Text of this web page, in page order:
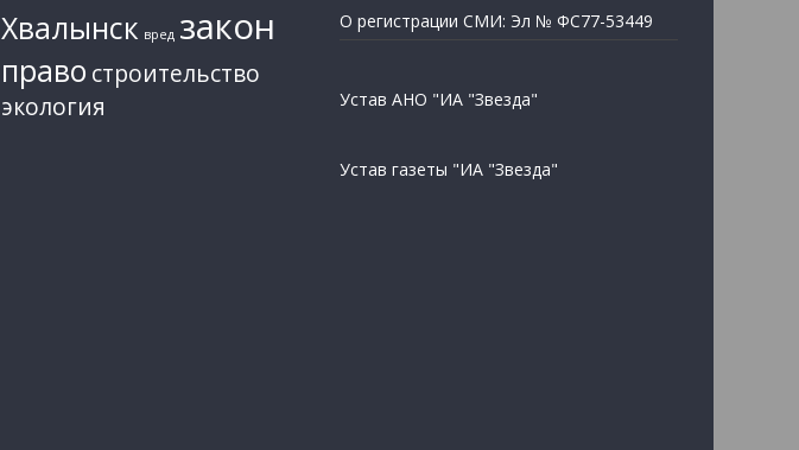
Хвалынск вред закон
право строительство
экология
О регистрации СМИ: Эл № ФС77-53449
Устав АНО "ИА "Звезда"
Устав газеты "ИА "Звезда"